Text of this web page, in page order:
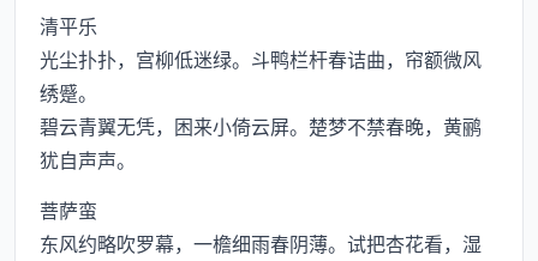
清平乐
光尘扑扑，宫柳低迷绿。斗鸭栏杆春诘曲，帘额微风
绣蹙。
碧云青翼无凭，困来小倚云屏。楚梦不禁春晚，黄鹂
犹自声声。
菩萨蛮
东风约略吹罗幕，一檐细雨春阴薄。试把杏花看，湿